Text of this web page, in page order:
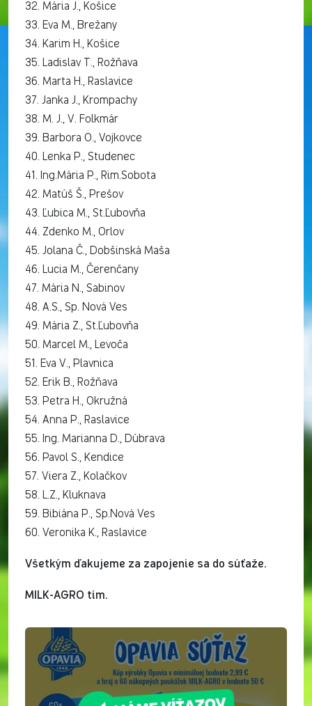
32. Mária J., Košice
33. Eva M., Brežany
34. Karim H., Košice
35. Ladislav T., Rožňava
36. Marta H., Raslavice
37. Janka J., Krompachy
38. M. J., V. Folkmár
39. Barbora O., Vojkovce
40. Lenka P., Studenec
41. Ing.Mária P., Rim.Sobota
42. Matúš Š., Prešov
43. Ľubica M., St.Ľubovňa
44. Zdenko M., Orlov
45. Jolana Č., Dobšinská Maša
46. Lucia M., Čerenčany
47. Mária N., Sabinov
48. A.S., Sp. Nová Ves
49. Mária Z., St.Ľubovňa
50. Marcel M., Levoča
51. Eva V., Plavnica
52. Erik B., Rožňava
53. Petra H., Okružná
54. Anna P., Raslavice
55. Ing. Marianna D., Dúbrava
56. Pavol S., Kendice
57. Viera Z., Kolačkov
58. L.Z., Kluknava
59. Bibiána P., Sp.Nová Ves
60. Veronika K., Raslavice
Všetkým ďakujeme za zapojenie sa do súťaže.
MILK-AGRO tím.